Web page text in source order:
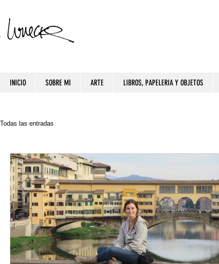
INICIO SOBRE MI ARTE LIBROS, PAPELERIA Y OBJETOS
Todas las entradas